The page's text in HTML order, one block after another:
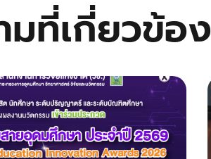
มที่เกี่ยวข้อง